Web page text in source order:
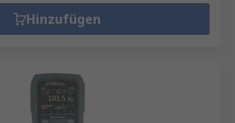
Hinzufügen